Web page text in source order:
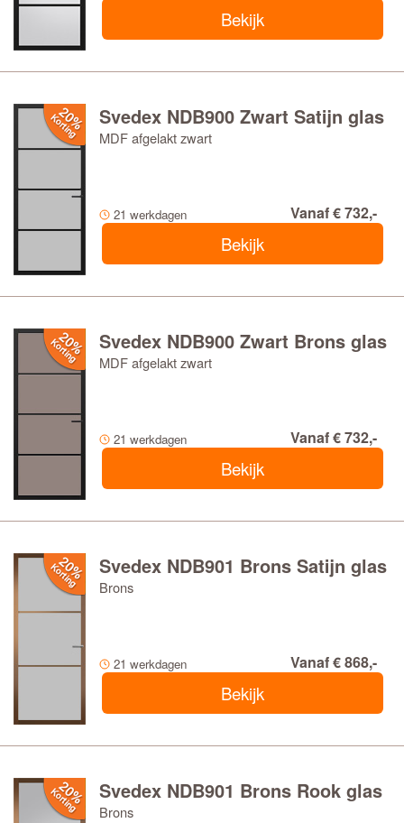
Bekijk
Svedex NDB900 Zwart Satijn glas
MDF afgelakt zwart
21 werkdagen Vanaf € 732,-
Bekijk
Svedex NDB900 Zwart Brons glas
MDF afgelakt zwart
21 werkdagen Vanaf € 732,-
Bekijk
Svedex NDB901 Brons Satijn glas
Brons
21 werkdagen Vanaf € 868,-
Bekijk
Svedex NDB901 Brons Rook glas
Brons